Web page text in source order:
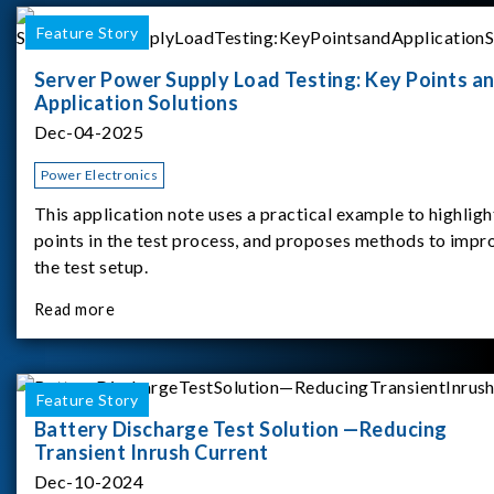
Feature Story
Server Power Supply Load Testing: Key Points
Application Solutions
Dec-04-2025
Power Electronics
This application note uses a practical example to
points in the test process, and proposes methods to
the test setup.
Read more
Feature Story
Battery Discharge Test Solution —Reducing
Transient Inrush Current
Dec-10-2024